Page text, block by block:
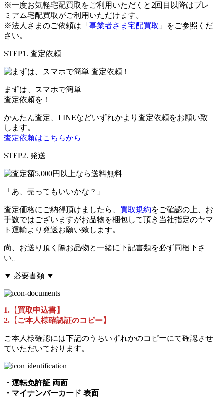
※一度お気軽宅配買取をご利用いただくと2回目以降はプレ
ミアム宅配買取がご利用いただけます。
※法人さまのご依頼は「 事業者さま宅配買取 」をご参照くだ
さい。
STEP1. 査定依頼
まずは、スマホで簡単
査定依頼を！
かんたん査定、LINEなどいずれかより査定依頼をお願い致
します。
査定依頼はこちらから
STEP2. 発送
「あ、売ってもいいかな？」
査定価格にご納得頂けましたら、 買取規約をご確認の上、お
手数ではございますがお品物を梱包して頂き当社指定のヤマ
ト運輸より発送お願い致します。
尚、お送り頂く際お品物と一緒に下記書類を必ず同梱下さ
い。
▼ 必要書類 ▼
1.【買取申込書】
2.【ご本人様確認証のコピー】
ご本人様確認には下記のうちいずれかのコピーにて確認させ
ていただいております。
・運転免許証 両面
・マイナンバーカード 表面